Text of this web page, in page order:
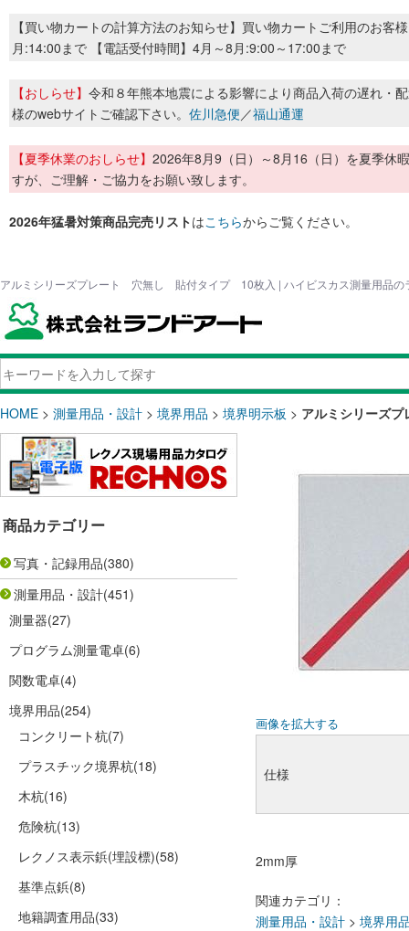
【買い物カートの計算方法のお知らせ】買い物カートご利用のお客
月:14:00まで 【電話受付時間】4月～8月:9:00～17:00まで
【おしらせ】 令和８年熊本地震による影響により商品入荷の遅れ・
様のwebサイトご確認下さい。 佐川急便／福山通運
【夏季休業のおしらせ】 2026年8月9（日）～8月16（日）を夏季休
すが、ご理解・ご協力をお願い致します。
2026年猛暑対策商品完売リストはこちらからご覧ください。
アルミシリーズプレート 穴無し 貼付タイプ 10枚入 | ハイビスカス測量用品の
HOME > 測量用品・設計 > 境界用品 > 境界明示板 > アルミシリーズ
商品カテゴリー
写真・記録用品(380)
測量用品・設計(451)
測量器(27)
プログラム測量電卓(6)
関数電卓(4)
境界用品(254)
コンクリート杭(7)
プラスチック境界杭(18)
木杭(16)
危険杭(13)
レクノス表示鋲(埋設標)(58)
基準点鋲(8)
地籍調査用品(33)
画像を拡大する
仕様
2mm厚
関連カテゴリ：
測量用品・設計 > 境界用